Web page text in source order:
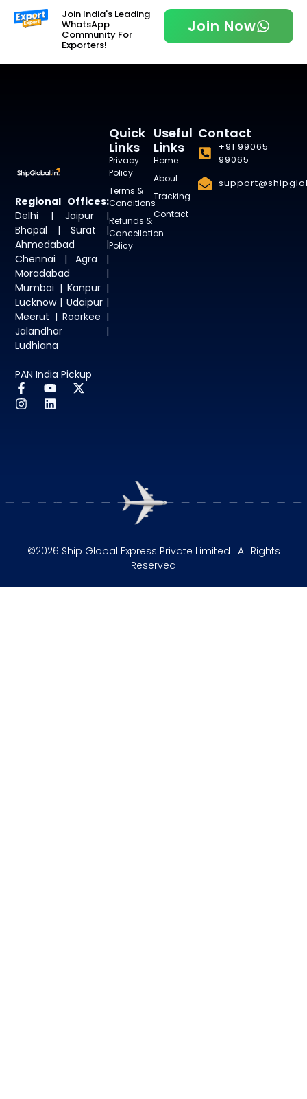
Join India's Leading
WhatsApp
Community For
Exporters!
Join Now
Regional Offices:
Delhi | Jaipur |
Bhopal | Surat |
Ahmedabad |
Chennai | Agra |
Moradabad |
Mumbai | Kanpur |
Lucknow | Udaipur |
Meerut | Roorkee |
Jalandhar |
Ludhiana
PAN India Pickup
Useful
Links
Home
About
Tracking
Contact
Quick
Links
Privacy
Policy
Terms &
Conditions
Refunds &
Cancellation
Policy
Contact
+91 99065
99065
©2026 Ship Global Express Private Limited | All Rights
Reserved